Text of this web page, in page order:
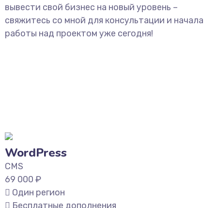
вывести свой бизнес на новый уровень –
свяжитесь со мной для консультации и начала
работы над проектом уже сегодня!
WordPress
CMS
69 000 ₽
Один регион
Бесплатные дополнения